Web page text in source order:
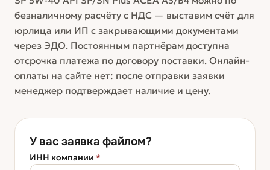
безналичному расчёту с НДС — выставим счёт для
юрлица или ИП с закрывающими документами
через ЭДО. Постоянным партнёрам доступна
отсрочка платежа по договору поставки. Онлайн-
оплаты на сайте нет: после отправки заявки
менеджер подтверждает наличие и цену.
У вас заявка файлом?
ИНН компании *